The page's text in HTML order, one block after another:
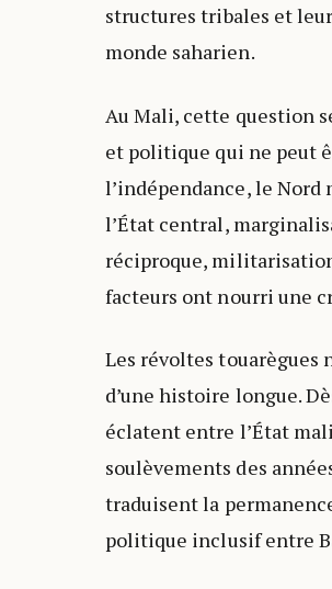
structures tribales et
monde saharien.
Au Mali, cette question
et politique qui ne peut
l’indépendance, le Nord
l’État central,
réciproque,
facteurs ont nourri une
Les révoltes touarègues
d’une histoire longue.
éclatent entre l’État
soulèvements des
traduisent la
politique inclusif entre